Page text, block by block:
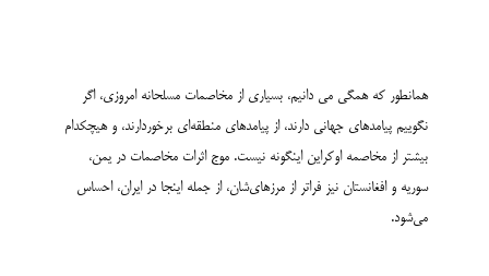
همانطور که همگی می دانیم، بسیاری از مخاصمات مسلحانه امروزی، اگر
نگوییم پیامدهای جهانی دارند، از پیامدهای منطقه­‌ای برخوردارند، و هیچ­­کدام
بیشتر از مخاصمه اوکراین اینگونه نیست. موج اثرات مخاصمات در یمن،
سوریه و افغانستان نیز فراتر از مرزهای‌­شان، از جمله اینجا در ایران، احساس
می‌شود.